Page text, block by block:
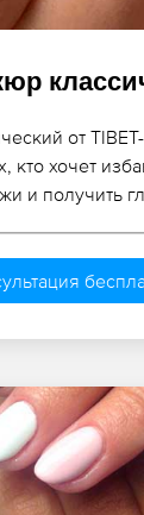
от
кто хочет
и получить